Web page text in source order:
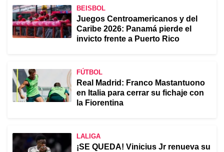
BEISBOL
Juegos Centroamericanos y del
Caribe 2026: Panamá pierde el
invicto frente a Puerto Rico
FÚTBOL
Real Madrid: Franco Mastantuono
en Italia para cerrar su fichaje con
la Fiorentina
LALIGA
¡SE QUEDA! Vinicius Jr renueva su